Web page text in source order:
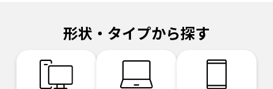
形状・タイプから探す